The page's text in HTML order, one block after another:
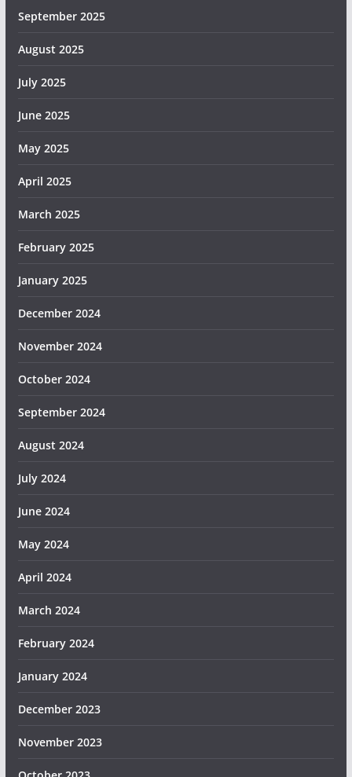
September 2025
August 2025
July 2025
June 2025
May 2025
April 2025
March 2025
February 2025
January 2025
December 2024
November 2024
October 2024
September 2024
August 2024
July 2024
June 2024
May 2024
April 2024
March 2024
February 2024
January 2024
December 2023
November 2023